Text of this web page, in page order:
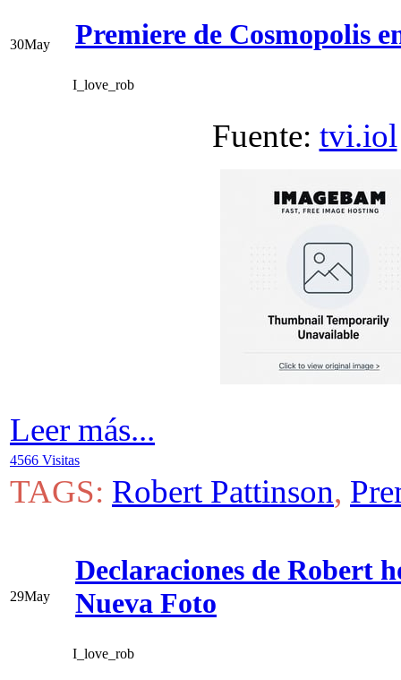
30May Premiere de Cosmopolis
I_love_rob
Fuente: tvi.iol
Leer más...
4566 Visitas
TAGS: Robert Pattinson,
29May
Declaraciones de Robert
Nueva Foto
I_love_rob